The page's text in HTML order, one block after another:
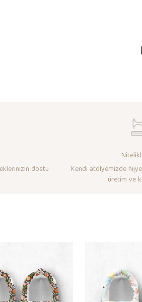
dostu
Kendi atölyemizde
üretim ve